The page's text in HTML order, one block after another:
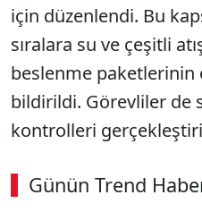
için düzenlendi. Bu
sıralara su ve çeşitli
beslenme
bildirildi. Görevliler de
kontrolleri
Günün Trend